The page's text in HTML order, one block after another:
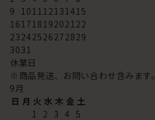
9
10 11 12 13 14 15
16 17 18 192021 22
23242526272829
3031
休業日
※商品発送、お問い合わせ含みます。
9 月
日 月 火 水 木 金 土
1
2 3 4 5